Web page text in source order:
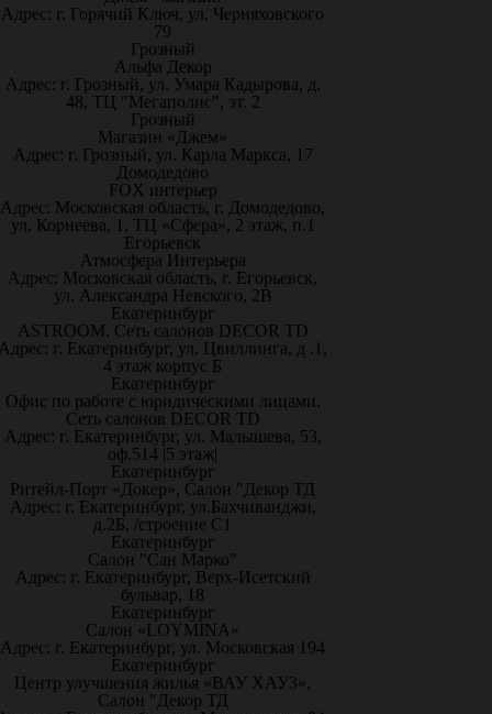
Адрес: г. Горячий Ключ, ул. Черняховского
79
Грозный
Альфа Декор
Адрес: г. Грозный, ул. Умара Кадырова, д.
48, ТЦ "Мегаполис", эт. 2
Грозный
Магазин «Джем»
Адрес: г. Грозный, ул. Карла Маркса, 17
Домодедово
FOX интерьер
Адрес: Московская область, г. Домодедово,
ул. Корнеева, 1, ТЦ «Сфера», 2 этаж, п.1
Егорьевск
Атмосфера Интерьера
Адрес: Московская область, г. Егорьевск,
ул. Александра Невского, 2В
Екатеринбург
ASTROOM. Сеть салонов DECOR TD
г. Екатеринбург, ул. Цвиллинга, д .1,
4 этаж корпус Б
Екатеринбург
Офис по работе с юридическими лицами.
Сеть салонов DECOR TD
Адрес: г. Екатеринбург, ул. Малышева, 53,
оф.514 |5 этаж|
Екатеринбург
Ритейл-Порт «Докер», Салон "Декор ТД
Адрес: г. Екатеринбург, ул.Бахчиванджи,
д.2Б, /строение С1
Екатеринбург
Салон "Сан Марко"
Адрес: г. Екатеринбург, Верх-Исетский
бульвар, 18
Екатеринбург
Салон «LOYMINA»
Адрес: г. Екатеринбург, ул. Московская 194
Екатеринбург
Центр улучшения жилья «ВАУ ХАУЗ»,
Салон "Декор ТД